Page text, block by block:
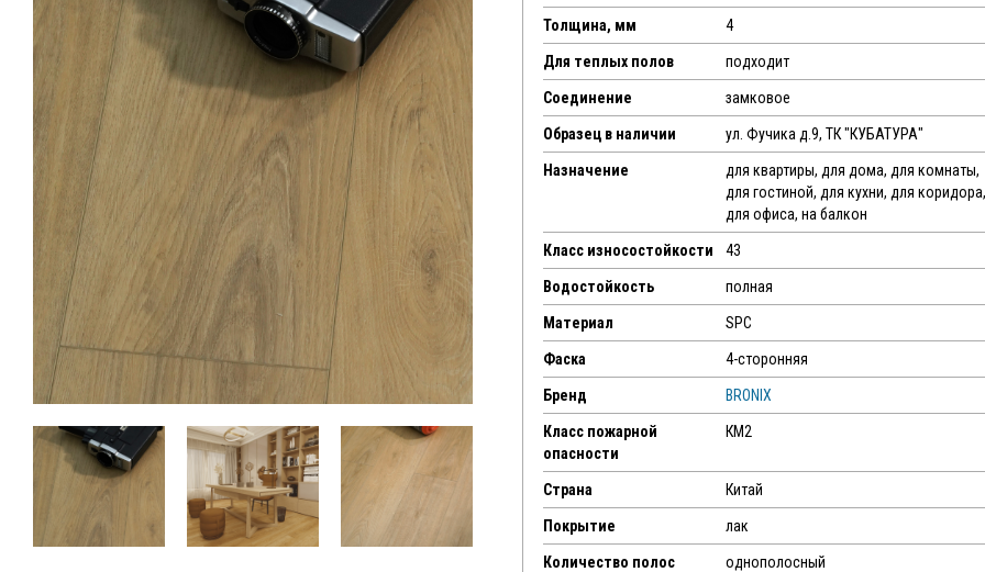
Толщина, мм 4
Для теплых полов подходит
Соединение замковое
Образец в наличии ул. Фучика д.9, ТК "КУБАТУРА"
Назначение
для квартиры, для дома, для комнаты,
для гостиной, для кухни, для
для офиса, на балкон
Класс износостойкости 43
Водостойкость полная
Материал SPC
Фаска 4-сторонняя
Бренд BRONIX
Класс пожарной
опасности
КМ2
Страна Китай
Покрытие лак
Количество полос однополосный